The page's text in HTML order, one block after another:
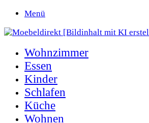
Menü
Wohnzimmer
Essen
Kinder
Schlafen
Küche
Wohnen